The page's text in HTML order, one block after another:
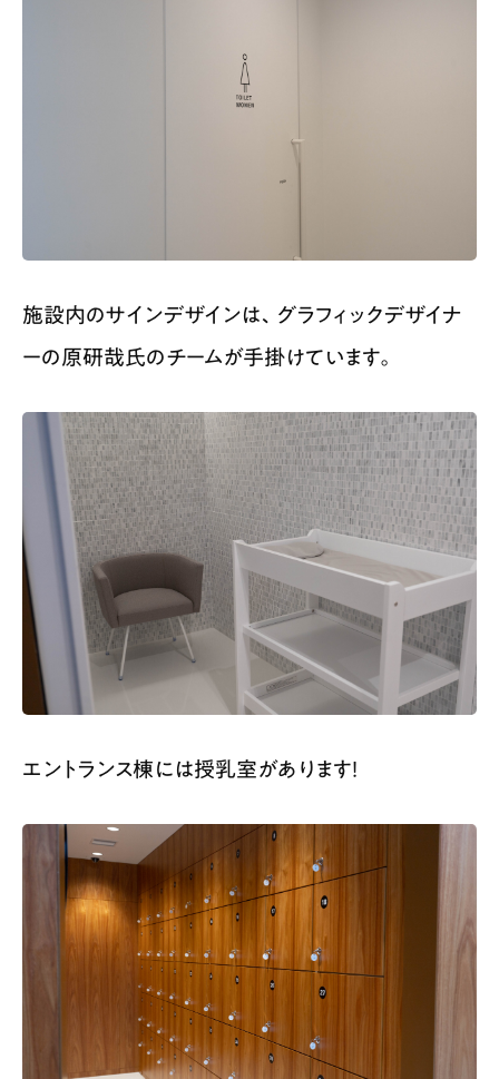
施設内のサインデザインは、グラフィックデザイナ
ーの原研哉氏のチームが手掛けています。
エントランス棟には授乳室があります！